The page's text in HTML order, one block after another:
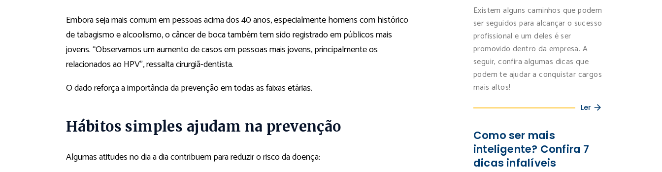
Embora seja mais comum em pessoas acima dos 40 anos, especialmente homens com histórico
de tabagismo e alcoolismo, o câncer de boca também tem sido registrado em públicos mais
jovens. “Observamos um aumento de casos em pessoas mais jovens, principalmente os
relacionados ao HPV”, ressalta cirurgiã-dentista.
O dado reforça a importância da prevenção em todas as faixas etárias.
Hábitos simples ajudam na prevenção
Algumas atitudes no dia a dia contribuem para reduzir o risco da doença:
Existem alguns caminhos que podem
ser seguidos para alcançar o sucesso
profissional e um deles é ser
promovido dentro da empresa. A
seguir, confira algumas dicas que
podem te ajudar a conquistar cargos
mais altos!
Ler
Como ser mais
inteligente? Confira 7
dicas infalíveis